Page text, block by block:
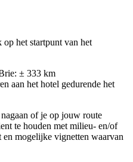
het startpunt van het
± 333 km
aan het hotel gedurende het
of je op jouw route
te houden met milieu- en/of
en mogelijke vignetten waarvan